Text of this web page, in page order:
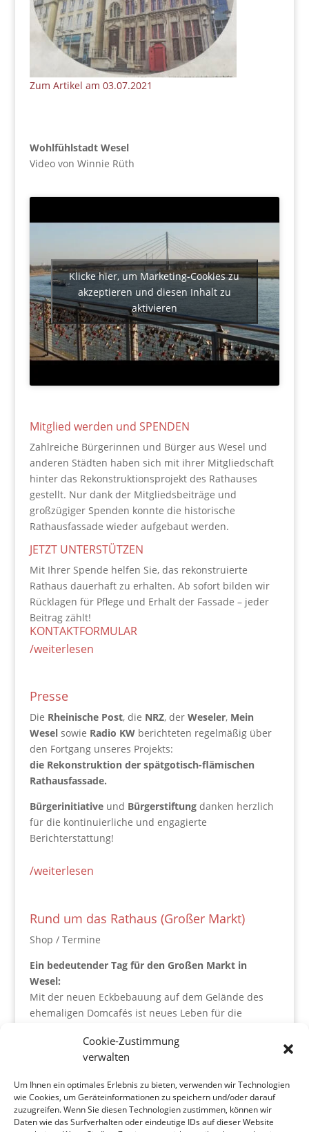
Cookie-Zustimmung
verwalten
Um Ihnen ein optimales Erlebnis zu bieten, verwenden wir Technologien
wie Cookies, um Geräteinformationen zu speichern und/oder darauf
zuzugreifen. Wenn Sie diesen Technologien zustimmen, können wir
Daten wie das Surfverhalten oder eindeutige IDs auf dieser Website
Zum Artikel am 03.07.2021
Wohlfühlstadt Wesel
Video von Winnie Rüth
Klicke hier, um Marketing-Cookies zu
akzeptieren und diesen Inhalt zu
aktivieren
Mitglied werden und SPENDEN
Zahlreiche Bürgerinnen und Bürger aus Wesel und
anderen Städten haben sich mit ihrer Mitgliedschaft
hinter das Rekonstruktionsprojekt des Rathauses
gestellt. Nur dank der Mitgliedsbeiträge und
großzügiger Spenden konnte die historische
Rathausfassade wieder aufgebaut werden.
JETZT UNTERSTÜTZEN
Mit Ihrer Spende helfen Sie, das rekonstruierte
Rathaus dauerhaft zu erhalten. Ab sofort bilden wir
Rücklagen für Pflege und Erhalt der Fassade – jeder
Beitrag zählt!
KONTAKTFORMULAR
/weiterlesen
Presse
Die Rheinische Post, die NRZ, der Weseler, Mein
Weselsowie Radio KWberichteten regelmäßig über
den Fortgang unseres Projekts:
die Rekonstruktion der spätgotisch-flämischen
Rathausfassade.
Bürgerinitiativeund Bürgerstiftungdanken herzlich
für die kontinuierliche und engagierte
Berichterstattung!
/weiterlesen
Rund um das Rathaus (Großer Markt)
Shop / Termine
Ein bedeutender Tag für den Großen Markt in
Wesel:
Mit der neuen Eckbebauung auf dem Gelände des
ehemaligen Domcafés ist neues Leben für die
– hier hat inzwischen dasCafé „Extrablatt“
RheinLippe (Nispa).
Der prägnante Giebelbau wurde vom Weseler
ArchitektenOtfried Jaegerentworfen.